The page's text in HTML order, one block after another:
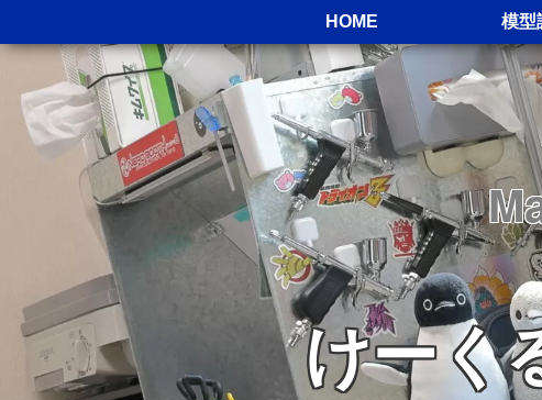
けーく
HOME 模型